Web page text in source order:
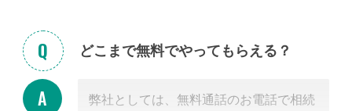
どこまで無料でやってもらえる？
弊社としては、無料通話のお電話で相続